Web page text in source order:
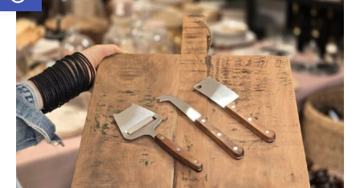
עץ
כהה
להגשה